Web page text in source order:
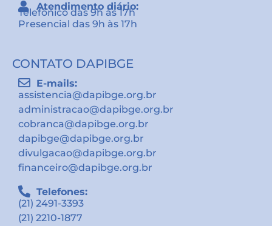
Atendimento diário:
Telefônico das 9h às 17h
Presencial das 9h às 17h
CONTATO DAPIBGE
E-mails:
assistencia@dapibge.org.br
administracao@dapibge.org.br
cobranca@dapibge.org.br
dapibge@dapibge.org.br
divulgacao@dapibge.org.br
financeiro@dapibge.org.br
Telefones:
(21) 2491-3393
(21) 2210-1877